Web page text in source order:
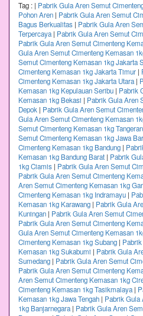
Tag : | Pabrik Gula Aren Semut
Pohon Aren | Pabrik Gula Aren Semut
Bagus Berkualitas | Pabrik Gula Aren
Terpercaya | Pabrik Gula Aren Semut
Pabrik Gula Aren Semut Cimenteng
Gula Aren Semut Cimenteng Kemasan
Semut Cimenteng Kemasan 1kg Jakarta
Cimenteng Kemasan 1kg Jakarta Timur |
Cimenteng Kemasan 1kg Jakarta Utara |
Kemasan 1kg Kepulauan Seribu | Pabrik
Kemasan 1kg Bekasi | Pabrik Gula Aren
Depok | Pabrik Gula Aren Semut
Gula Aren Semut Cimenteng Kemasan
Semut Cimenteng Kemasan 1kg
Semut Cimenteng Kemasan 1kg Jawa
Cimenteng Kemasan 1kg Bandung |
Kemasan 1kg Bandung Barat | Pabrik
1kg Ciamis | Pabrik Gula Aren Semut
Pabrik Gula Aren Semut Cimenteng
Aren Semut Cimenteng Kemasan 1kg
Cimenteng Kemasan 1kg Indramayu |
Kemasan 1kg Karawang | Pabrik Gula
Kuningan | Pabrik Gula Aren Semut
Pabrik Gula Aren Semut Cimenteng
Gula Aren Semut Cimenteng Kemasan
Cimenteng Kemasan 1kg Subang |
Kemasan 1kg Sukabumi | Pabrik Gula
Sumedang | Pabrik Gula Aren Semut
Pabrik Gula Aren Semut Cimenteng
Aren Semut Cimenteng Kemasan 1kg
Cimenteng Kemasan 1kg Tasikmalaya |
Kemasan 1kg Jawa Tengah | Pabrik Gula
1kg Banjarnegara | Pabrik Gula Aren